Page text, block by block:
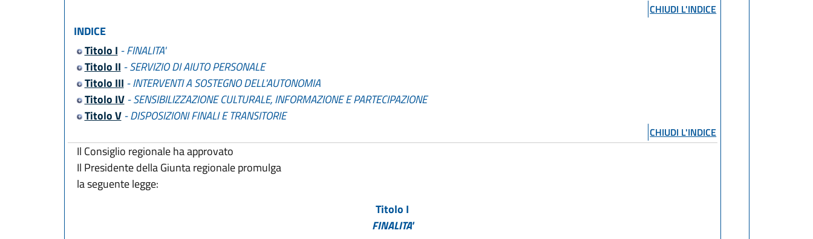
CHIUDI L'INDICE
INDICE
Titolo I - FINALITA'
Titolo II - SERVIZIO DI AIUTO PERSONALE
Titolo III - INTERVENTI A SOSTEGNO DELL'AUTONOMIA
Titolo IV- SENSIBILIZZAZIONE CULTURALE, INFORMAZIONE E PARTECIPAZIONE
Titolo V- DISPOSIZIONI FINALI E TRANSITORIE
CHIUDI L'INDICE
Il Consiglio regionale ha approvato
Il Presidente della Giunta regionale promulga
la seguente legge:
Titolo I
FINALITA'